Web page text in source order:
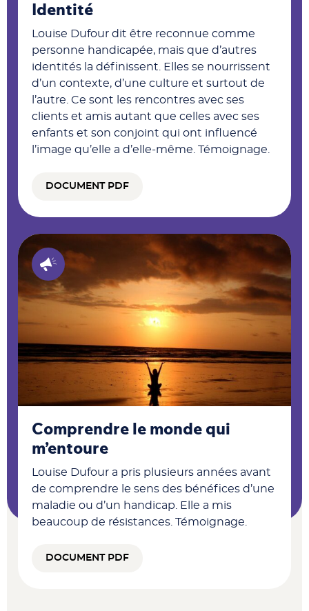
Identité
Louise Dufour dit être reconnue comme
personne handicapée, mais que d’autres
identités la définissent. Elles se nourrissent
d’un contexte, d’une culture et surtout de
l’autre. Ce sont les rencontres avec ses
clients et amis autant que celles avec ses
enfants et son conjoint qui ont influencé
l’image qu’elle a d’elle-même. Témoignage.
DOCUMENT PDF
Comprendre le monde qui
m’entoure
Louise Dufour a pris plusieurs années avant
de comprendre le sens des bénéfices d’une
maladie ou d’un handicap. Elle a mis
beaucoup de résistances. Témoignage.
DOCUMENT PDF